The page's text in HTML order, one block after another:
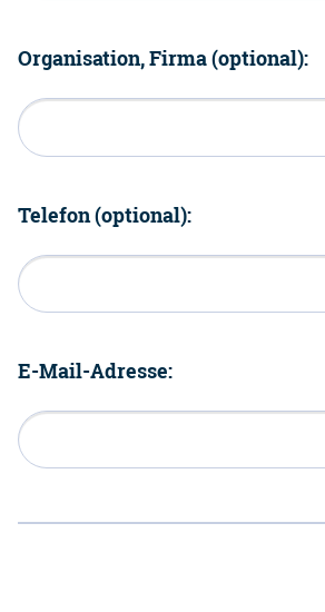
Organisation, Firma (optional):
Telefon (optional):
E-Mail-Adresse: